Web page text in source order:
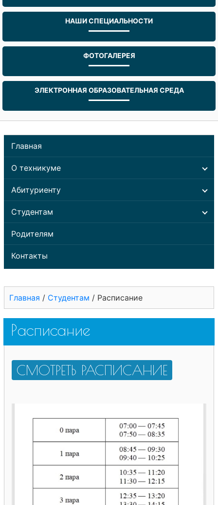
НАШИ СПЕЦИАЛЬНОСТИ
ФОТОГАЛЕРЕЯ
ЭЛЕКТРОННАЯ ОБРАЗОВАТЕЛЬНАЯ СРЕДА
Главная
О техникуме
Абитуриенту
Студентам
Родителям
Контакты
Главная / Студентам / Расписание
Расписание
СМОТРЕТЬ РАСПИСАНИЕ